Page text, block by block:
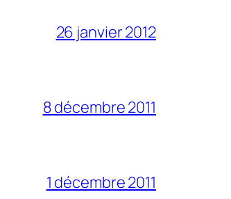
26 janvier 2012
8 décembre 2011
1 décembre 2011